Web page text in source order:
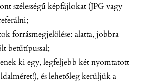
szélességű képfájlokat (JPG vagy
forrásmegjelölése: alatta, jobbra
betűtípussal;
ki egy, legfeljebb két nyomtatott
és lehetőleg kerüljük a